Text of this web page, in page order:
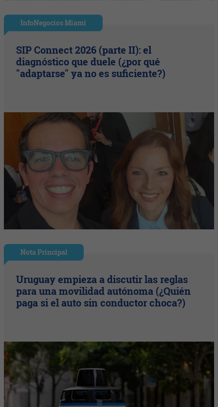
InfoNegocios Miami
SIP Connect 2026 (parte II): el
diagnóstico que duele (¿por qué
"adaptarse" ya no es suficiente?)
Nota Principal
Uruguay empieza a discutir las reglas
para una movilidad autónoma (¿Quién
paga si el auto sin conductor choca?)